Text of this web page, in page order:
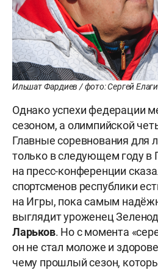
Ильшат Фардиев / фото: Сергей
Однако успехи федерации
сезоном, а олимпийской
Главные соревнования для
только в следующем году в
на пресс-конференции
спортсменов республики
на Игры, пока самым
выглядит уроженец
Ларьков. Но с момента
он не стал моложе и
чему прошлый сезон,